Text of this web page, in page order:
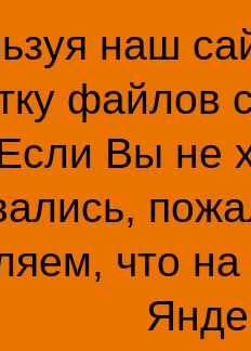
наш
файлов
Вы не
что на